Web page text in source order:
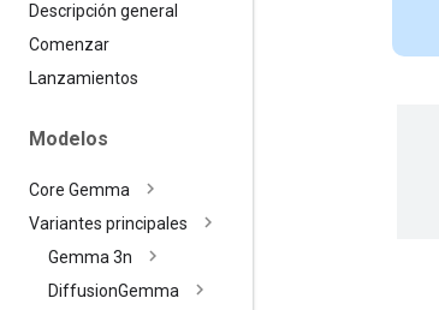
Descripción general
Comenzar
Lanzamientos
Modelos
Core Gemma
Variantes principales
Gemma 3n
DiffusionGemma